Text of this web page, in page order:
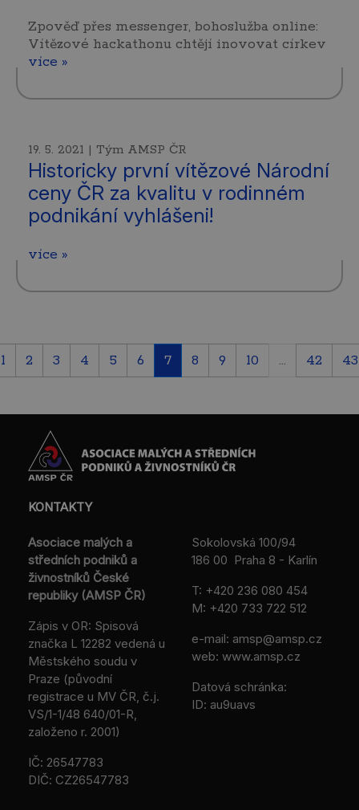
Zpověď přes messenger, bohoslužba online:
Vítězové hackathonu chtějí inovovat církev
více »
19. 5. 2021 | Tým AMSP ČR
Historicky první vítězové Národní
ceny ČR za kvalitu v rodinném
podnikání vyhlášeni!
více »
1 2 3 4 5 6 7 8 9 10 ... 42 43
KONTAKTY
Asociace malých a
středních podniků a
živnostníků České
republiky (AMSP ČR)
Zápis v OR: Spisová
značka L 12282 vedená u
Městského soudu v
Praze (původní
registrace u MV ČR, č.j.
VS/1-1/48 640/01-R,
založeno r. 2001)
IČ: 26547783
DIČ: CZ26547783
Sokolovská 100/94
186 00 Praha 8 - Karlín
T: +420 236 080 454
M: +420 733 722 512
e-mail: amsp@amsp.cz
web: www.amsp.cz
Datová schránka:
ID: au9uavs